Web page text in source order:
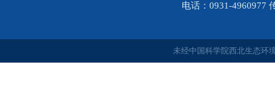
电话：0931-4960977
未经中国科学院西北生态环